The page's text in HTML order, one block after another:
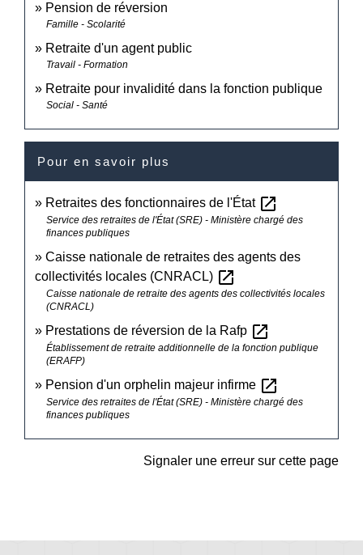
Pension de réversion
Famille - Scolarité
Retraite d'un agent public
Travail - Formation
Retraite pour invalidité dans la fonction publique
Social - Santé
Pour en savoir plus
Retraites des fonctionnaires de l'État open_in_new
Service des retraites de l'État (SRE) - Ministère chargé des
finances publiques
Caisse nationale de retraites des agents des
collectivités locales (CNRACL) open_in_new
Caisse nationale de retraite des agents des collectivités locales
(CNRACL)
Prestations de réversion de la Rafp open_in_new
Établissement de retraite additionnelle de la fonction publique
(ERAFP)
Pension d'un orphelin majeur infirme open_in_new
Service des retraites de l'État (SRE) - Ministère chargé des
finances publiques
Signaler une erreur sur cette page